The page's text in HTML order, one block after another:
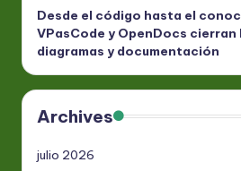
Desde el código hasta el
VPasCode y OpenDocs
diagramas y documentación
Archives
julio 2026